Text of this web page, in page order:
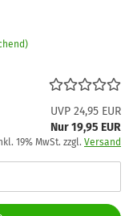
UVP 24,95 EUR
Nur 19,95 EUR
19% MwSt. zzgl. Versand